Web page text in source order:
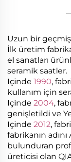
Uzun bir
İlk üretim
el sanatları
seramik saatler.
Içinde 1990,
kullanım için
Içinde 2004,
genişletildi ve
Içinde 2012,
fabrikanın
bulunduran
üreticisi olan